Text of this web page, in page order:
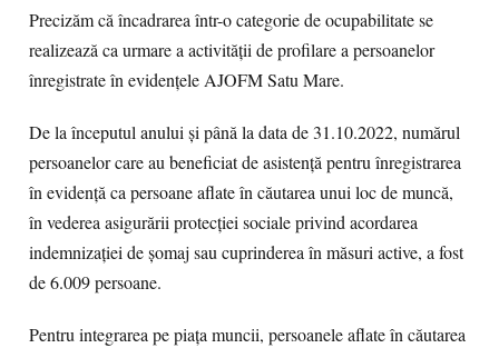
Precizăm că încadrarea într-o categorie de ocupabilitate se
realizează ca urmare a activităţii de profilare a persoanelor
înregistrate în evidenţele AJOFM Satu Mare.
De la începutul anului și până la data de 31.10.2022, numărul
persoanelor care au beneficiat de asistenţă pentru înregistrarea
în evidenţă ca persoane aflate în căutarea unui loc de muncă,
în vederea asigurării protecţiei sociale privind acordarea
indemnizaţiei de şomaj sau cuprinderea în măsuri active, a fost
de 6.009 persoane.
Pentru integrarea pe piaţa muncii, persoanele aflate în căutarea